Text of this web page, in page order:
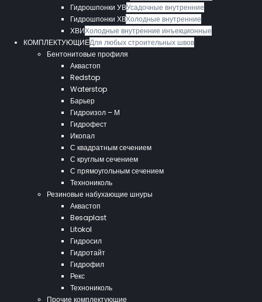
Гидрошпонки УВУсадочные внутренние
Гидрошпонки ХВХолодные внутренние
ХВИХолодные внутренние инъекционные
КОМПЛЕКТУЮЩИЕДля любых строительных швов
Бентонитовые профиля
Аквастоп
Redstop
Waterstop
Барьер
Гидроизол – М
Гидрофест
Икопал
С квадратным сечением
С круглым сечением
С прямоугольным сечением
Технониколь
Резиновые набухающие шнуры
Аквастоп
Besaplast
Litokol
Гидросил
Гидротайт
Гидрофил
Рекс
Технониколь
Прочие комплектующие